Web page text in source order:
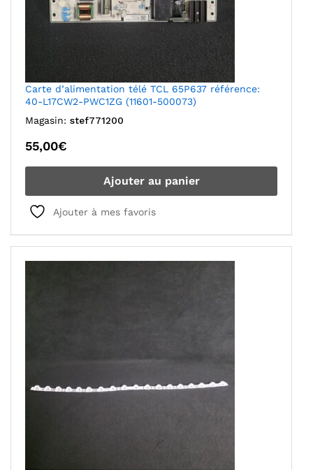
Carte d’alimentation télé TCL 65P637 référence:
40-L17CW2-PWC1ZG (11601-500073)
Magasin: stef771200
55,00€
Ajouter au panier
Ajouter à mes favoris